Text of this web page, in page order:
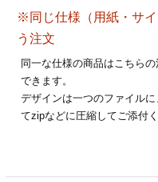
ファイル印刷
ァイル印刷
印刷
ムカード印刷
刷
カード印刷
ファイル印刷
※同じ仕様（用紙・サ
う注文
同一な仕様の商品はこちら
できます。
デザインは一つのファイル
てzipなどに圧縮してご添付く